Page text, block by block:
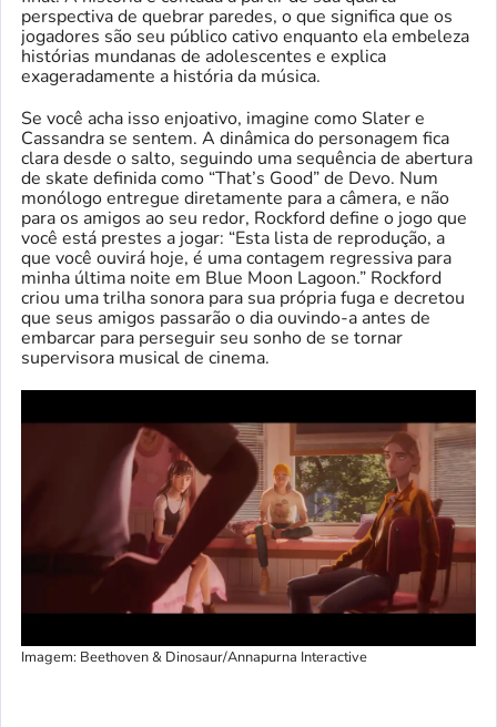
perspectiva de quebrar paredes, o que significa que os
jogadores são seu público cativo enquanto ela embeleza
histórias mundanas de adolescentes e explica
exageradamente a história da música.
Se você acha isso enjoativo, imagine como Slater e
Cassandra se sentem. A dinâmica do personagem fica
clara desde o salto, seguindo uma sequência de abertura
de skate definida como “That’s Good” de Devo. Num
monólogo entregue diretamente para a câmera, e não
para os amigos ao seu redor, Rockford define o jogo que
você está prestes a jogar: “Esta lista de reprodução, a
que você ouvirá hoje, é uma contagem regressiva para
minha última noite em Blue Moon Lagoon.” Rockford
criou uma trilha sonora para sua própria fuga e decretou
que seus amigos passarão o dia ouvindo-a antes de
embarcar para perseguir seu sonho de se tornar
supervisora ​​​​musical de cinema.
Imagem: Beethoven & Dinosaur/Annapurna Interactive